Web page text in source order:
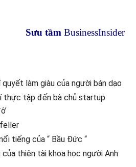
Sưu tầm BusinessInsider
làm giàu của người bán dạo
thực tập đến bà chủ startup
tiếng của “ Bầu Đức “
thiên tài khoa học người Anh